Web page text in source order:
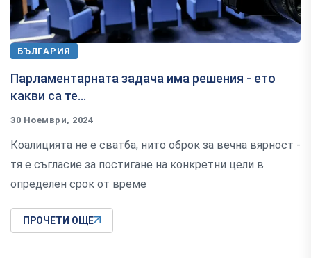
БЪЛГАРИЯ
Парламентарната задача има решения - ето
какви са те...
30 Ноември, 2024
Коалицията не е сватба, нито оброк за вечна вярност -
тя е съгласие за постигане на конкретни цели в
определен срок от време
ПРОЧЕТИ ОЩЕ